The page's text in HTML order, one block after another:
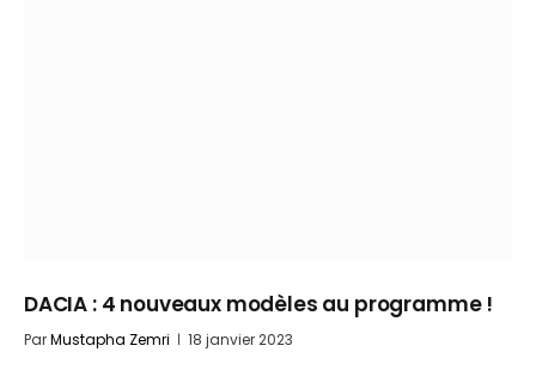
DACIA : 4 nouveaux modèles au programme !
ParMustapha Zemri 18 janvier 2023